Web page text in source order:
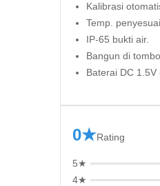
Kalibrasi
Temp.
IP-65 bukti air.
Bangun di
Baterai DC 1.5V
0★Rating
5★
4★